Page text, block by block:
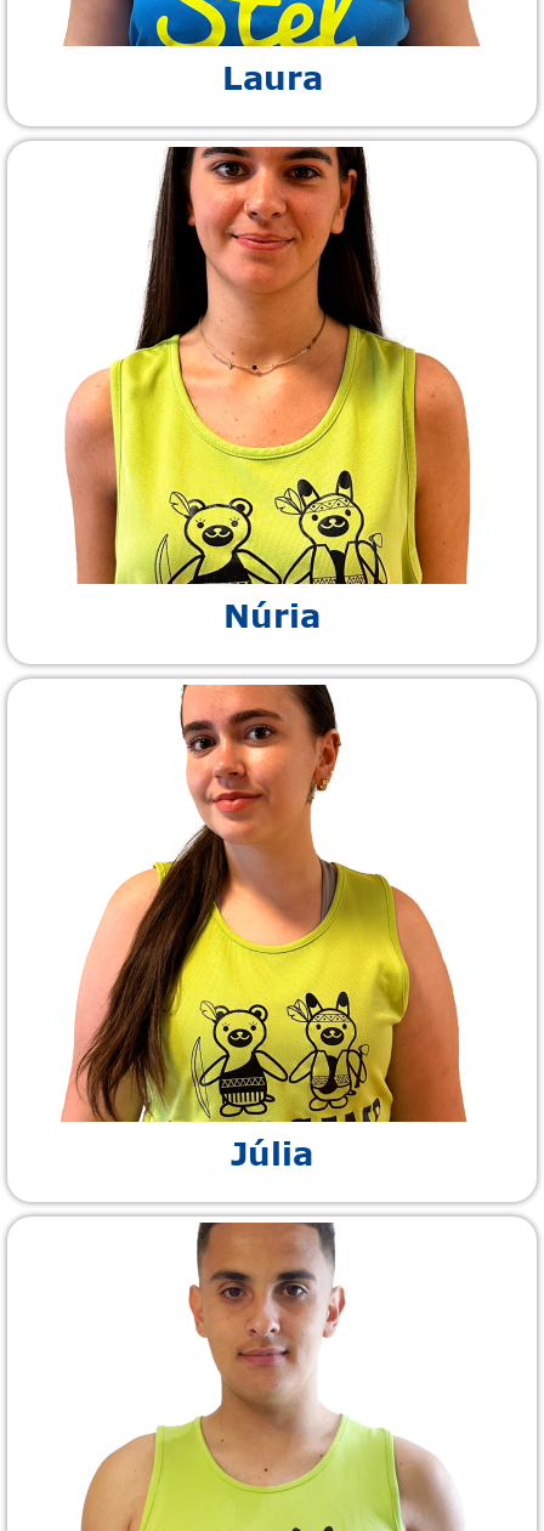
Laura
Núria
Júlia